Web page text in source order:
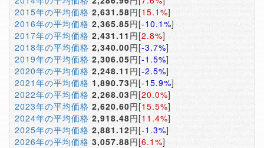
2015年の平均価格 2,631.58円[15.1%]
2016年の平均価格 2,365.85円[-10.1%]
2017年の平均価格 2,431.11 円[2.8%]
2018年の平均価格 2,340.00円[-3.7%]
2019年の平均価格 2,306.05円[-1.5%]
2020年の平均価格 2,248.11 円[-2.5%]
2021年の平均価格 1,890.73円[-15.9%]
2022年の平均価格 2,268.03円[20.0%]
2023年の平均価格 2,620.60円[15.5%]
2024年の平均価格 2,918.48円[11.4%]
2025年の平均価格 2,881.12円[-1.3%]
2026年の平均価格 3,057.88円[6.1%]